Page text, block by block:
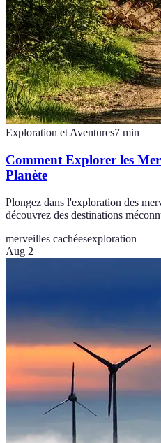
Exploration et Aventures7 min
Comment Explorer les
Planète
Plongez dans l'exploration des
découvrez des destinations
merveilles cachéesexploration
Aug 2